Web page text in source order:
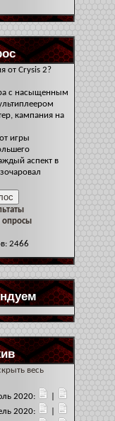
от Crysis 2?
с насыщенным
кампания на
игры
аспект в
опросы
2466
весь
2020:
2020: